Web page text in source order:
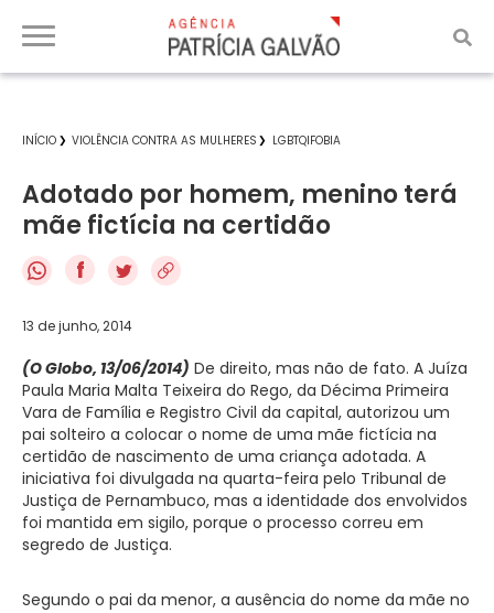
INÍCIO VIOLÊNCIA CONTRA AS MULHERES LGBTQIFOBIA
Adotado por homem, menino terá
mãe fictícia na certidão
f
13 de junho, 2014
(O Globo, 13/06/2014) De direito, mas não de fato. A Juíza
Paula Maria Malta Teixeira do Rego, da Décima Primeira
Vara de Família e Registro Civil da capital, autorizou um
pai solteiro a colocar o nome de uma mãe fictícia na
certidão de nascimento de uma criança adotada. A
iniciativa foi divulgada na quarta-feira pelo Tribunal de
Justiça de Pernambuco, mas a identidade dos envolvidos
foi mantida em sigilo, porque o processo correu em
segredo de Justiça.
Segundo o pai da menor, a ausência do nome da mãe no